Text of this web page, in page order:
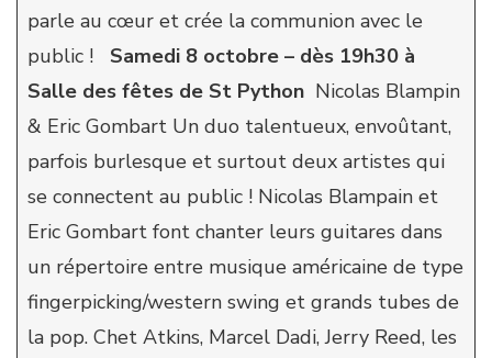
parle au cœur et crée la communion avec le
public ! Samedi 8 octobre – dès 19h30 à
Salle des fêtes de St Python Nicolas Blampin
& Eric Gombart Un duo talentueux, envoûtant,
parfois burlesque et surtout deux artistes qui
se connectent au public ! Nicolas Blampain et
Eric Gombart font chanter leurs guitares dans
un répertoire entre musique américaine de type
fingerpicking/western swing et grands tubes de
la pop. Chet Atkins, Marcel Dadi, Jerry Reed, les